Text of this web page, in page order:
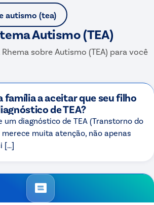
autismo (tea)
Autismo (TEA)
sobreAutismo (TEA) para você
família a aceitar que seu filho
de TEA?
um diagnóstico de TEA (Transtorno do
muita atenção, não apenas
[…]